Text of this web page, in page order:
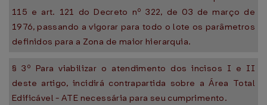
115 e art. 121 do Decreto nº 322, de 03 de março de
1976, passando a vigorar para todo o lote os parâmetros
definidos para a Zona de maior hierarquia.
§ 3º Para viabilizar o atendimento dos incisos I e II
deste artigo, incidirá contrapartida sobre a Área Total
Edificável - ATE necessária para seu cumprimento.